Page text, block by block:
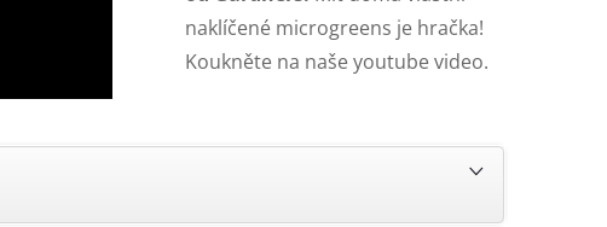
naklíčené microgreens je hračka!
Koukněte na naše youtube video.